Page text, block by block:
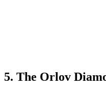
5. The Orlov